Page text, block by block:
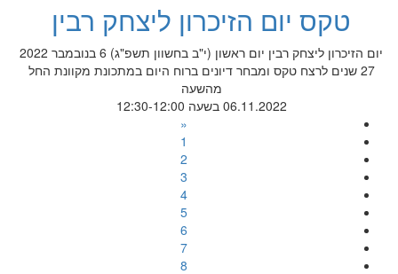
טקס יום הזיכרון ליצחק רבין
יום הזיכרון ליצחק רבין יום ראשון (י"ב בחשוון תשפ"ג) 6 בנובמבר 2022
27 שנים לרצח טקס ומבחר דיונים ברוח היום במתכונת מקוונת החל
מהשעה
06.11.2022 בשעה 12:30-12:00
«
1
2
3
4
5
6
7
8